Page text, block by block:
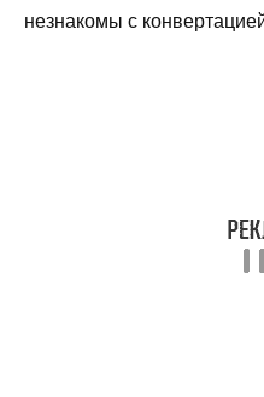
незнакомы с